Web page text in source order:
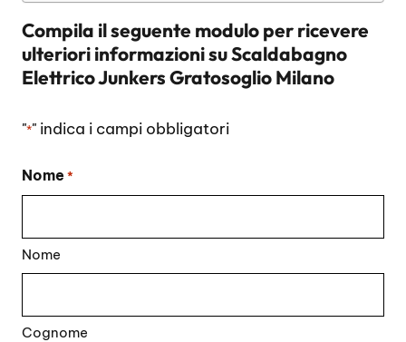
Compila il seguente modulo per ricevere
ulteriori informazioni suScaldabagno
Elettrico Junkers Gratosoglio Milano
"*" indica i campi obbligatori
Nome *
Nome
Cognome